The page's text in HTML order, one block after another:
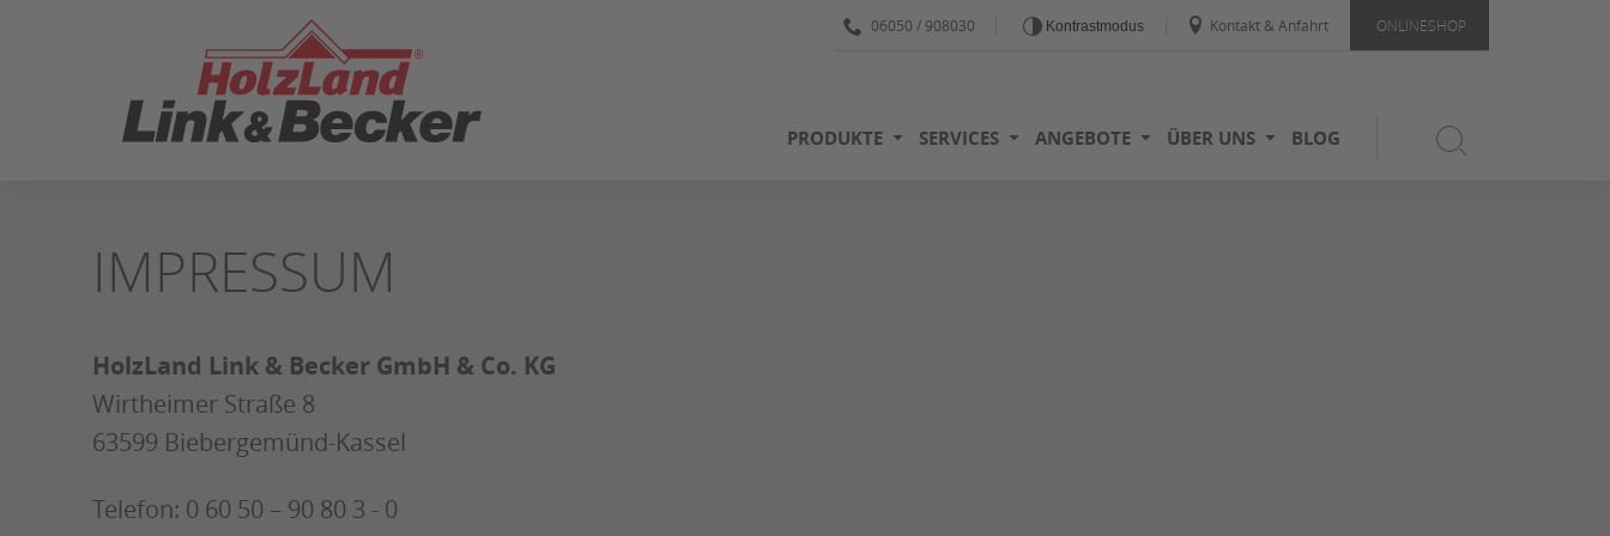
06050 / 908030 Kontrastmodus Kontakt & Anfahrt ONLINESHOP
PRODUKTE SERVICES ANGEBOTE ÜBER UNS BLOG
IMPRESSUM
HolzLand Link & Becker GmbH & Co. KG
Wirtheimer Straße 8
63599 Biebergemünd-Kassel
Telefon: 0 60 50 – 90 80 3 - 0